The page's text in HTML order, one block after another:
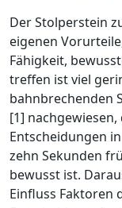
Der Stolperstein
eigenen
Fähigkeit,
treffen ist viel
bahnbrechenden
[1]
Entscheidungen
zehn Sekunden
bewusst ist.
Einfluss Faktoren